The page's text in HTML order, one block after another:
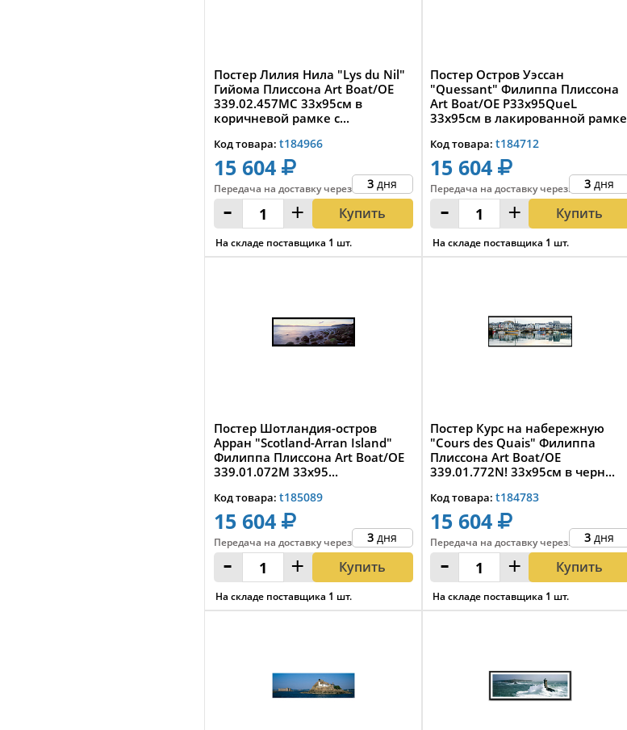
Постер Лилия Нила "Lys du Nil"
Гийома Плиссона Art Boat/OE
339.02.457MC 33x95см в
коричневой рамке с...
Код товара: t184966
15 604
Передача на доставкучерез: 3 дня
- + Купить
На складе поставщика 1 шт.
Постер Остров Уэссан
"Quessant" Филиппа Плиссона
Art Boat/OE P33x95QueL
33х95см в лакированной рамке
Код товара:t184712
15 604
Передача на доставкучерез: 3 дня
- + Купить
На складе поставщика 1 шт.
Постер Шотландия-остров
Арран "Scotland-Arran Island"
Филиппа Плиссона Art Boat/OE
339.01.072M 33x95...
Код товара: t185089
15 604
Передача на доставкучерез: 3 дня
- + Купить
На складе поставщика 1 шт.
Постер Курс на набережную
"Cours des Quais" Филиппа
Плиссона Art Boat/OE
339.01.772N! 33x95см в черн...
Код товара:t184783
15 604
Передача на доставкучерез: 3 дня
- + Купить
На складе поставщика 1 шт.